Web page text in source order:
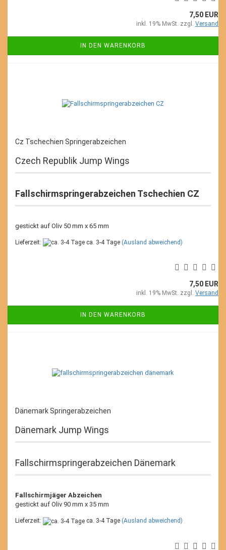
7,50 EUR
inkl. 19% MwSt. zzgl. Versand
IN DEN WARENKORB
Cz Tschechien Springerabzeichen
Czech Republik Jump Wings
Fallschirmspringerabzeichen Tschechien CZ
gestickt auf Oliv 50 mm x 65 mm
Lieferzeit: ca. 3-4 Tage (Ausland abweichend)
7,50 EUR
inkl. 19% MwSt. zzgl. Versand
IN DEN WARENKORB
Dänemark Springerabzeichen
Dänemark Jump Wings
Fallschirmspringerabzeichen Dänemark
Fallschirmjäger Abzeichen
gestickt auf Oliv 90 mm x 35 mm
Lieferzeit: ca. 3-4 Tage (Ausland abweichend)